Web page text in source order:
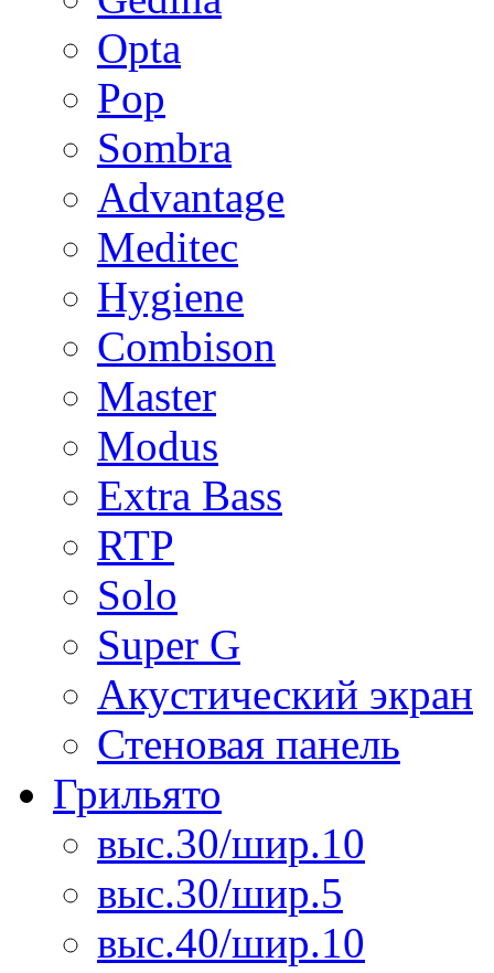
Opta
Pop
Sombra
Advantage
Meditec
Hygiene
Combison
Master
Modus
Extra Bass
RTP
Solo
Super G
Акустический экран
Стеновая панель
Грильято
выс.30/шир.10
выс.30/шир.5
выс.40/шир.10